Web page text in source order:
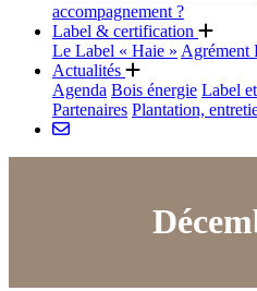
accompagnement ?
Label & certification
Le Label « Haie » Agrément
Actualités
Agenda Bois énergie Label
Partenaires Plantation,